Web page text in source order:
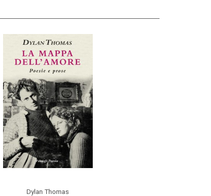
Dylan Thomas